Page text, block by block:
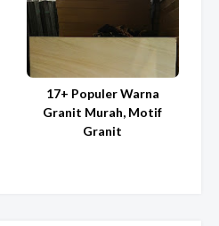
17+ Populer Warna
Granit Murah, Motif
Granit